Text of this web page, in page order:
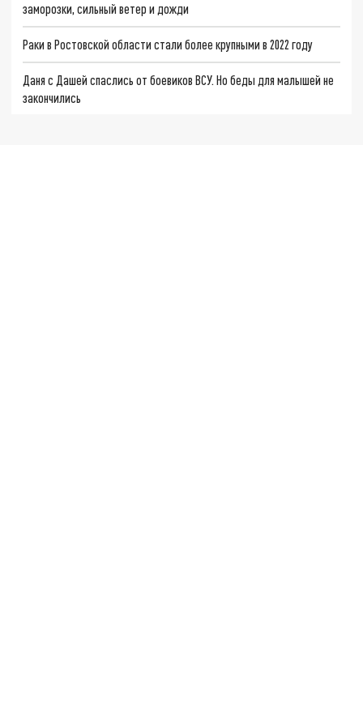
заморозки, сильный ветер и дожди
Раки в Ростовской области стали более крупными в 2022 году
Даня с Дашей спаслись от боевиков ВСУ. Но беды для малышей не
закончились